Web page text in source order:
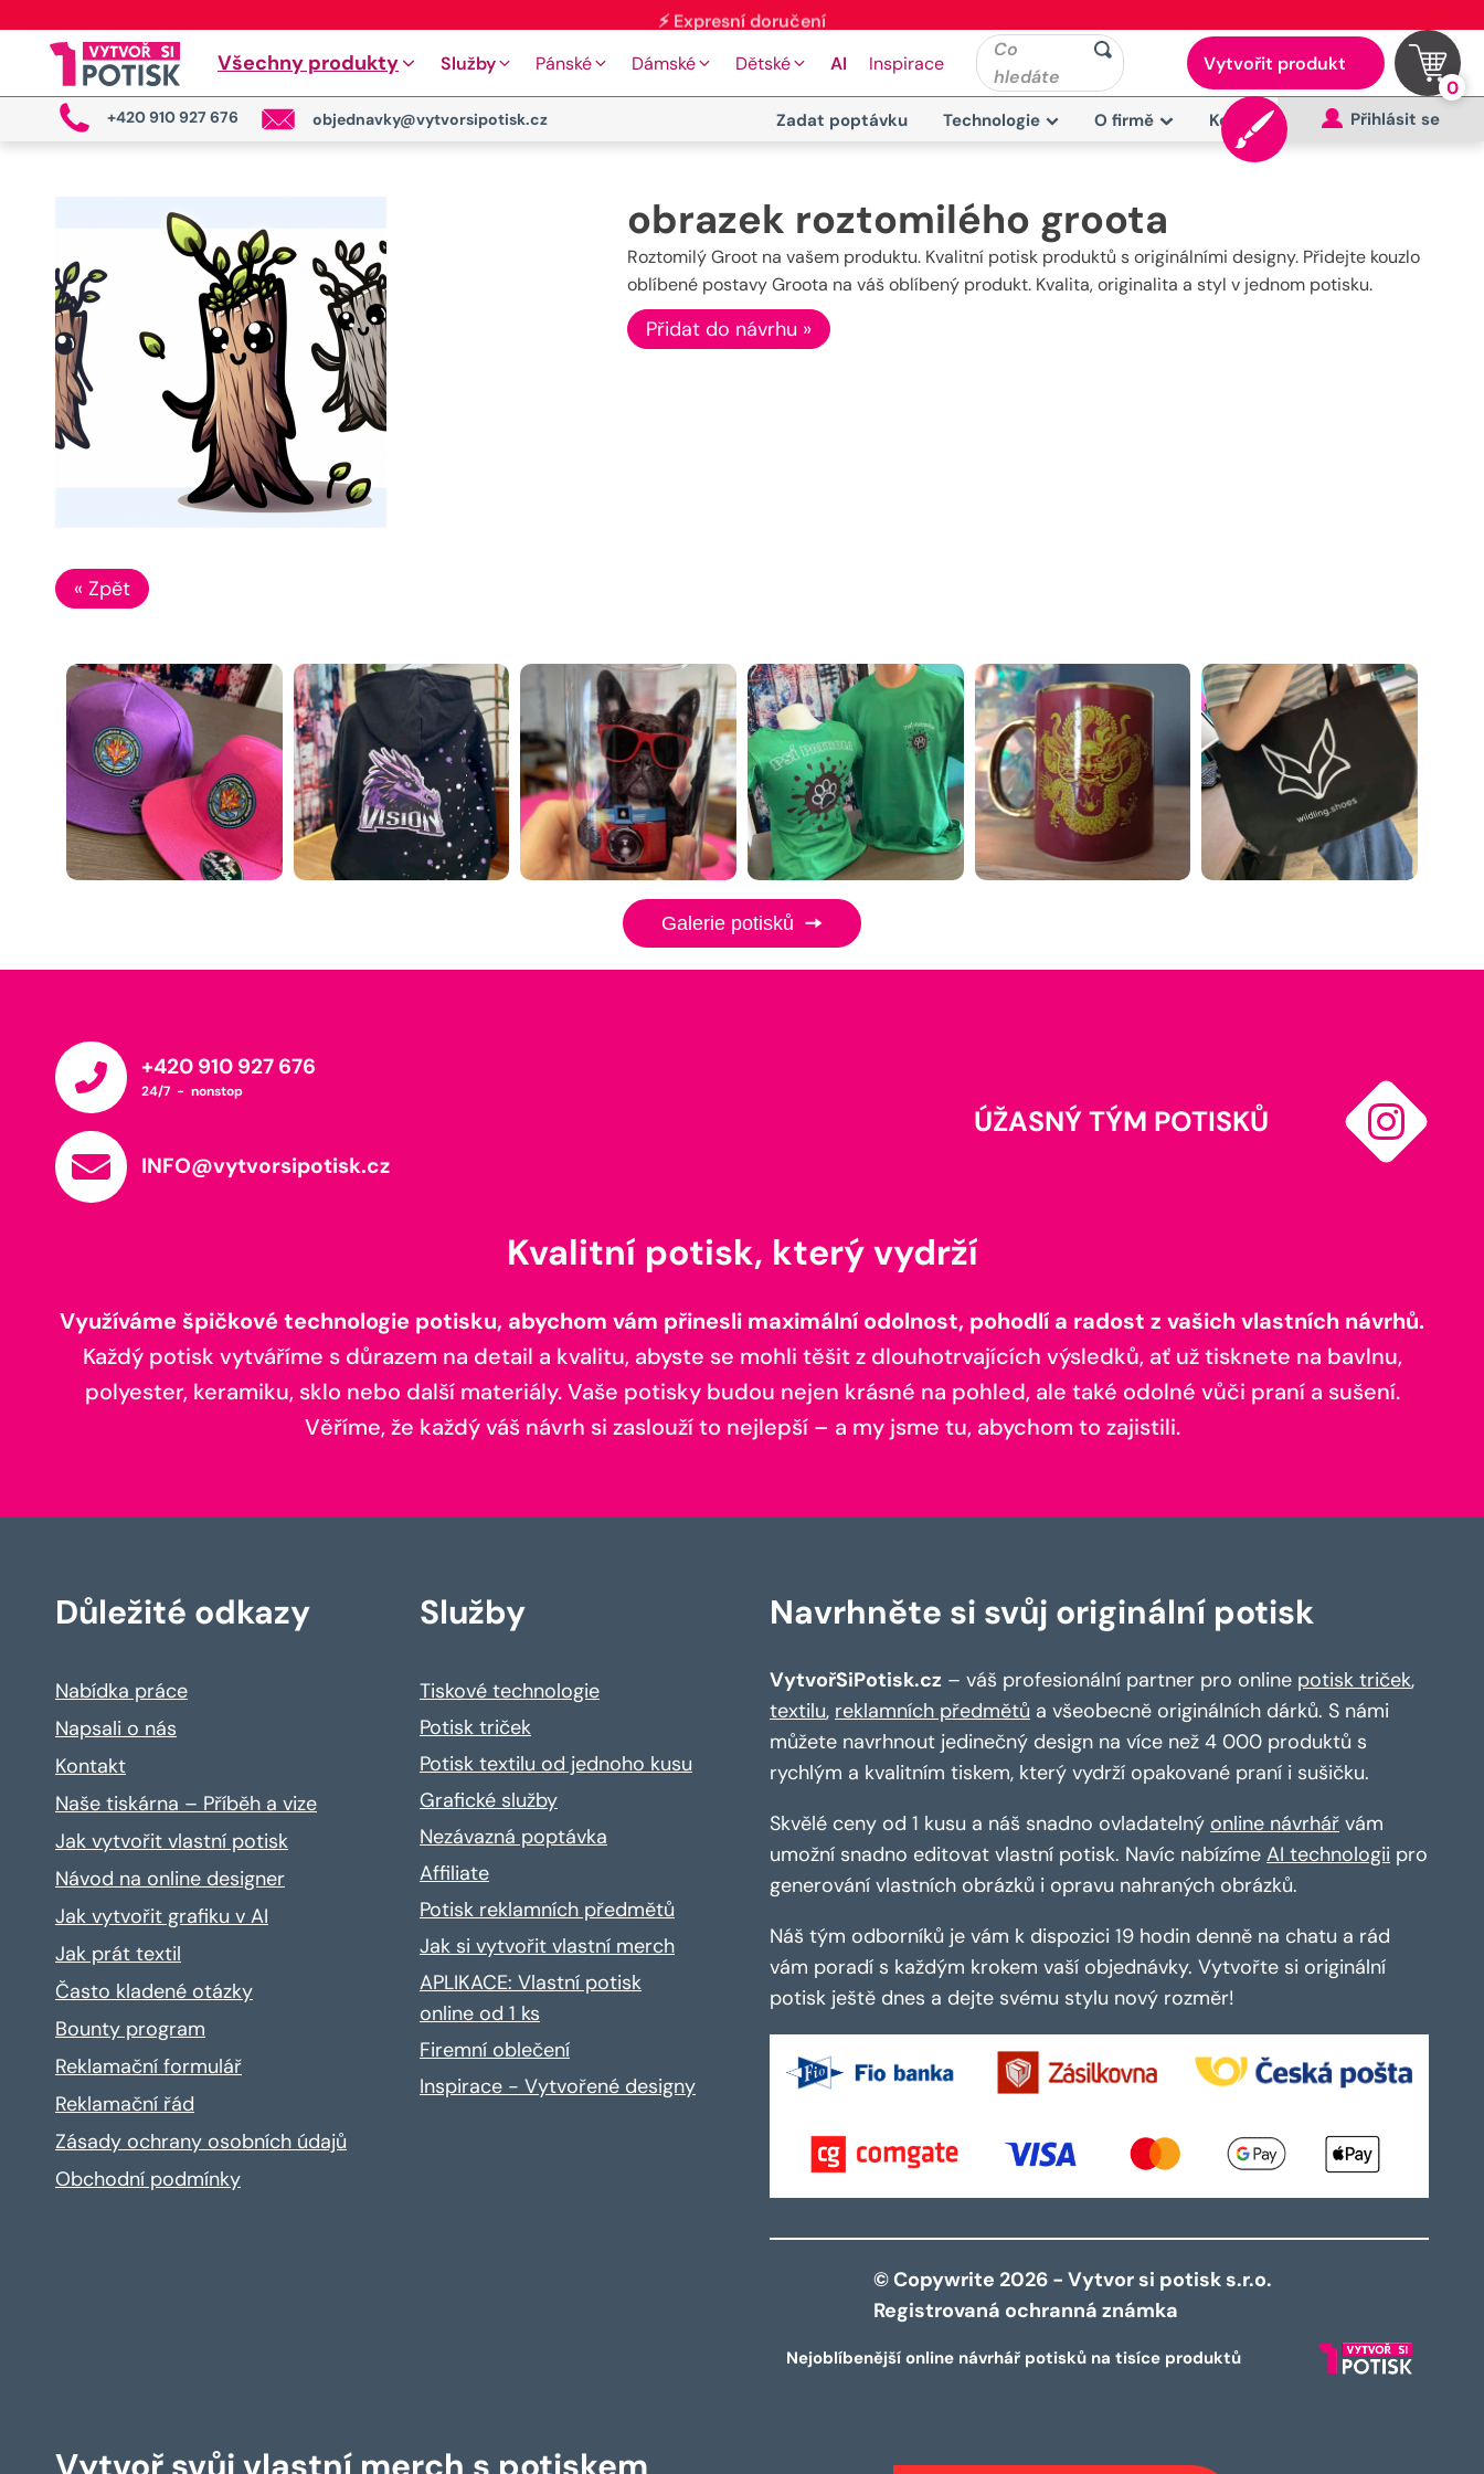
Všechny produkty Služby Pánské Dámské Dětské AI Inspirace
Co
hledáte
Vytvořit produkt
0
+420 910 927 676 objednavky@vytvorsipotisk.cz Zadat poptávku Technologie O firmě Kontakt Přihlásit se
obrazek roztomilého groota
Roztomilý Groot na vašem produktu. Kvalitní potisk produktů s originálními designy. Přidejte kouzlo
oblíbené postavy Groota na váš oblíbený produkt. Kvalita, originalita a styl v jednom potisku.
Přidat do návrhu »
« Zpět
Galerie potisků
+420 910 927 676
24/7 - nonstop
INFO@vytvorsipotisk.cz
ÚŽASNÝ TÝM POTISKŮ
Kvalitní potisk, který vydrží
Využíváme špičkové technologie potisku, abychom vám přinesli maximální odolnost, pohodlí a radost z vašich vlastních návrhů.
Každý potisk vytváříme s důrazem na detail a kvalitu, abyste se mohli těšit z dlouhotrvajících výsledků, ať už tisknete na bavlnu,
polyester, keramiku, sklo nebo další materiály. Vaše potisky budou nejen krásné na pohled, ale také odolné vůči praní a sušení.
Věříme, že každý váš návrh si zaslouží to nejlepší – a my jsme tu, abychom to zajistili.
Důležité odkazy
Nabídka práce
Napsali o nás
Kontakt
Naše tiskárna – Příběh a vize
Jak vytvořit vlastní potisk
Návod na online designer
Jak vytvořit grafiku v AI
Jak prát textil
Často kladené otázky
Bounty program
Reklamační formulář
Reklamační řád
Zásady ochrany osobních údajů
Obchodní podmínky
Služby
Tiskové technologie
Potisk triček
Potisk textilu od jednoho kusu
Grafické služby
Nezávazná poptávka
Affiliate
Potisk reklamních předmětů
Jak si vytvořit vlastní merch
APLIKACE: Vlastní potisk
online od 1 ks
Firemní oblečení
Inspirace - Vytvořené designy
Navrhněte si svůj originální potisk
VytvořSiPotisk.cz – váš profesionální partner pro online potisk triček,
textilu, reklamních předmětů a všeobecně originálních dárků. S námi
můžete navrhnout jedinečný design na více než 4 000 produktů s
rychlým a kvalitním tiskem, který vydrží opakované praní i sušičku.
Skvělé ceny od 1 kusu a náš snadno ovladatelný online návrhář vám
umožní snadno editovat vlastní potisk. Navíc nabízíme AI technologii pro
generování vlastních obrázků i opravu nahraných obrázků.
Náš tým odborníků je vám k dispozici 19 hodin denně na chatu a rád
vám poradí s každým krokem vaší objednávky. Vytvořte si originální
potisk ještě dnes a dejte svému stylu nový rozměr!
© Copywrite 2026 - Vytvor si potisk s.r.o.
Registrovaná ochranná známka
Nejoblíbenější online návrhář potisků na tisíce produktů